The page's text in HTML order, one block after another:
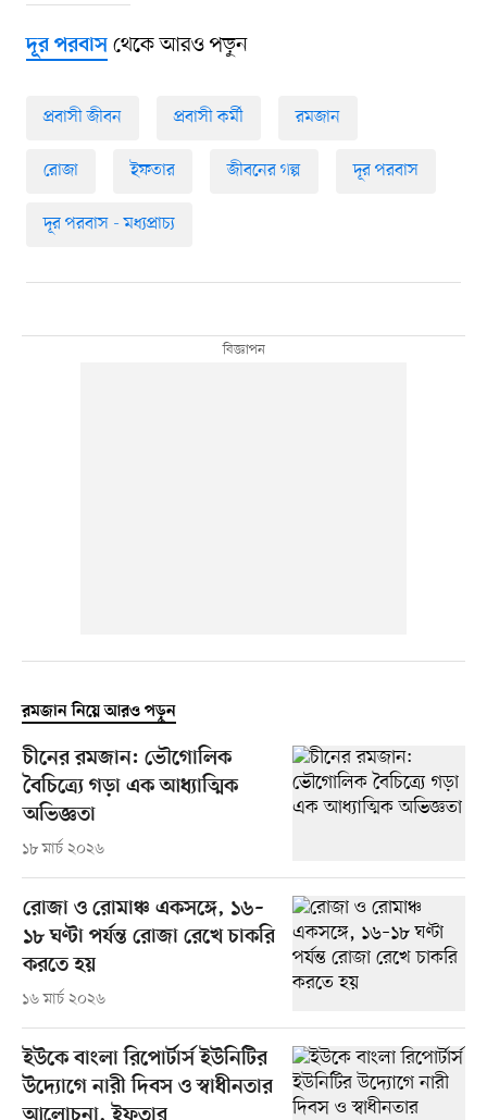
দূর পরবাসথেকে আরও পড়ুন
প্রবাসী জীবন প্রবাসী কর্মী রমজান
রোজা ইফতার জীবনের গল্প দূর পরবাস
দূর পরবাস - মধ্যপ্রাচ্য
রমজান নিয়ে আরও পড়ুন
চীনের রমজান: ভৌগোলিক
বৈচিত্র্যে গড়া এক আধ্যাত্মিক
অভিজ্ঞতা
১৮ মার্চ ২০২৬
রোজা ও রোমাঞ্চ একসঙ্গে, ১৬–
১৮ ঘণ্টা পর্যন্ত রোজা রেখে চাকরি
করতে হয়
১৬ মার্চ ২০২৬
ইউকে বাংলা রিপোর্টার্স ইউনিটির
উদ্যোগে নারী দিবস ও স্বাধীনতার